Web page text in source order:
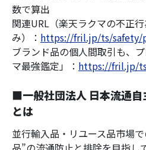
数で算出
関連URL（楽天ラクマの不正
み）： https://fril.jp/ts/
ブランド品の個人間取引も、
マ最強鑑定」： https://fril.jp/
■一般社団法人 日本流通自
とは
並行輸入品・リユース品市場